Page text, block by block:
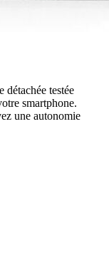
testée
smartphone.
une autonomie